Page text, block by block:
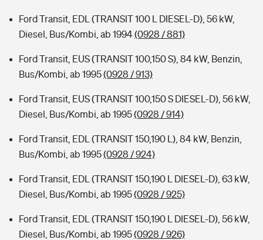
Ford Transit, EDL (TRANSIT 100 L DIESEL-D), 56 kW,
Diesel, Bus/Kombi, ab 1994(0928 / 881)
Ford Transit, EUS (TRANSIT 100,150 S), 84 kW, Benzin,
Bus/Kombi, ab 1995(0928 / 913)
Ford Transit, EUS (TRANSIT 100,150 S DIESEL-D), 56 kW,
Diesel, Bus/Kombi, ab 1995(0928 / 914)
Ford Transit, EDL (TRANSIT 150,190 L), 84 kW, Benzin,
Bus/Kombi, ab 1995(0928 / 924)
Ford Transit, EDL (TRANSIT 150,190 L DIESEL-D), 63 kW,
Diesel, Bus/Kombi, ab 1995(0928 / 925)
Ford Transit, EDL (TRANSIT 150,190 L DIESEL-D), 56 kW,
Diesel, Bus/Kombi, ab 1995(0928 / 926)